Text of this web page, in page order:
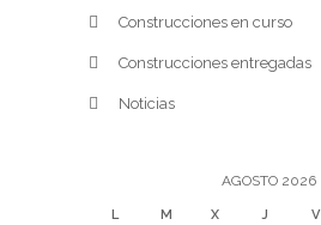
Construcciones en curso
Construcciones entregadas
Noticias
AGOSTO 2026
L M X J V